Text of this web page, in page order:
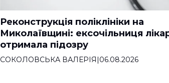
Реконструкція поліклініки на
Миколаївщині: ексочільниця
отримала підозру
СОКОЛОВСЬКА ВАЛЕРІЯ|06.08.2026